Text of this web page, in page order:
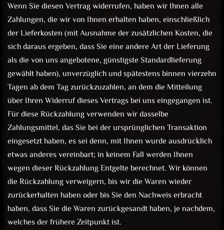
Wenn Sie diesen Vertrag widerrufen, haben wir Ihnen alle
Zahlungen, die wir von Ihnen erhalten haben, einschließlich
der Lieferkosten (mit Ausnahme der zusätzlichen Kosten, die
sich daraus ergeben, dass Sie eine andere Art der Lieferung
als die von uns angebotene, günstigste Standardlieferung
gewählt haben), unverzüglich und spätestens binnen vierzehn
Tagen ab dem Tag zurückzuzahlen, an dem die Mitteilung
über Ihren Widerruf dieses Vertrags bei uns eingegangen ist.
Für diese Rückzahlung verwenden wir dasselbe
Zahlungsmittel, das Sie bei der ursprünglichen Transaktion
eingesetzt haben, es sei denn, mit Ihnen wurde ausdrücklich
etwas anderes vereinbart; in keinem Fall werden Ihnen
wegen dieser Rückzahlung Entgelte berechnet. Wir können
die Rückzahlung verweigern, bis wir die Waren wieder
zurückerhalten haben oder bis Sie den Nachweis erbracht
haben, dass Sie die Waren zurückgesandt haben, je nachdem,
welches der frühere Zeitpunkt ist.